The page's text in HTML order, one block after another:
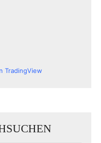
TradingView